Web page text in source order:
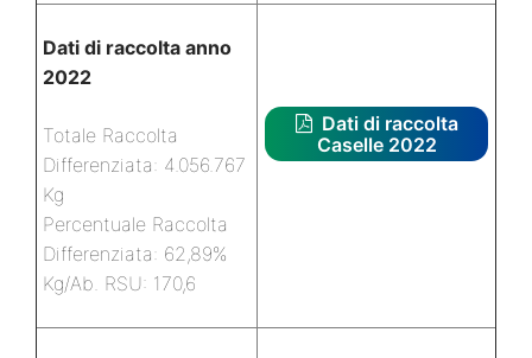
Dati di raccolta anno
2022
Totale Raccolta
Differenziata: 4.056.767
Kg
Percentuale Raccolta
Differenziata: 62,89%
Kg/Ab. RSU: 170,6
Dati di raccolta
Caselle 2022